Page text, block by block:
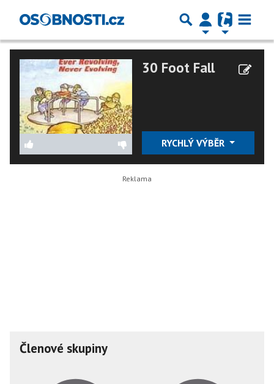
30 Foot Fall
RYCHLÝ VÝBĚR
Členové skupiny